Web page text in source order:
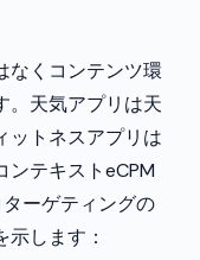
なくコンテンツ環
。天気アプリは天
ットネスアプリは
ンテキストeCPM
ーゲティングの
します：